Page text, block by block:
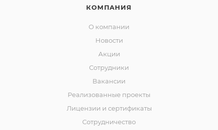
КОМПАНИЯ
О компании
Новости
Акции
Сотрудники
Вакансии
Реализованные проекты
Лицензии и сертификаты
Сотрудничество